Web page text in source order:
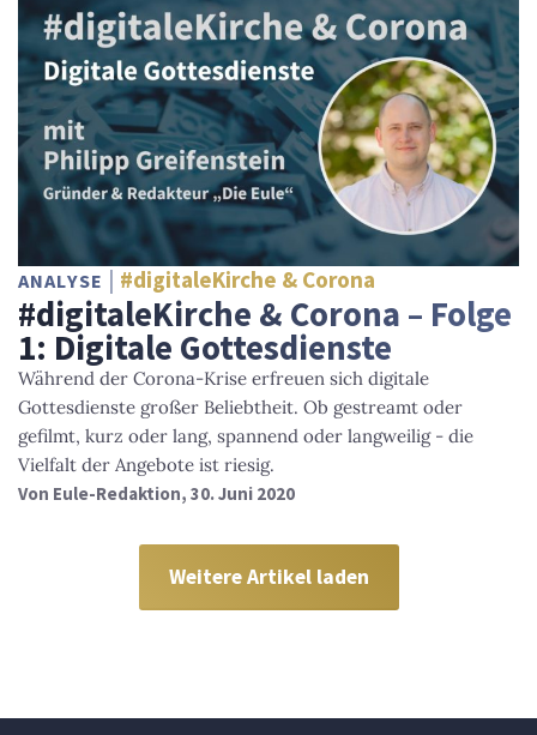
ANALYSE #digitaleKirche & Corona
#digitaleKirche & Corona – Folge
1: Digitale Gottesdienste
Während der Corona-Krise erfreuen sich digitale
Gottesdienste großer Beliebtheit. Ob gestreamt oder
gefilmt, kurz oder lang, spannend oder langweilig - die
Vielfalt der Angebote ist riesig.
Von Eule-Redaktion, 30. Juni 2020
Weitere Artikel laden